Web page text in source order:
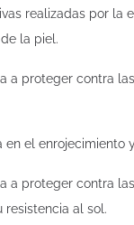
realizadas por la
la piel.
a proteger contra
en el
a proteger contra
resistencia al sol.